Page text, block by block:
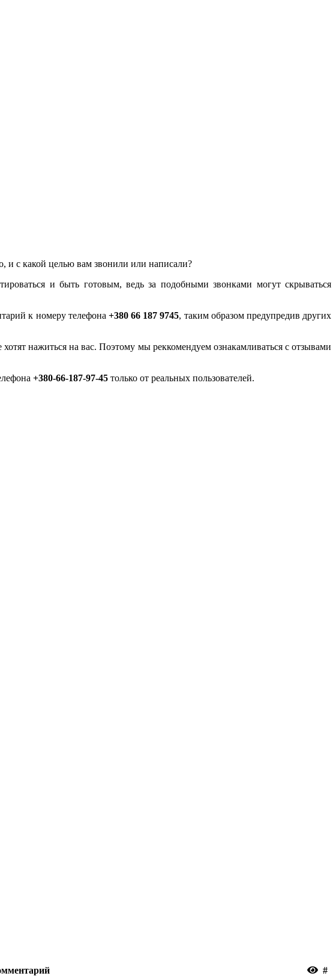
и с какой целью вам звонили или написали?
и быть готовым, ведь за подобными звонками могут скрываться
к номеру телефона +380 66 187 9745, таким образом предупредив других
нажиться на вас. Поэтому мы реккомендуем ознакамливаться с отзывами
+380-66-187-97-45 только от реальных пользователей.
#